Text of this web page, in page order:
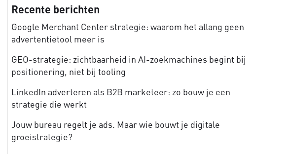
Recente berichten
Google Merchant Center strategie: waarom het allang geen
advertentietool meer is
GEO-strategie: zichtbaarheid in AI-zoekmachines begint bij
positionering, niet bij tooling
LinkedIn adverteren als B2B marketeer: zo bouw je een
strategie die werkt
Jouw bureau regelt je ads. Maar wie bouwt je digitale
groeistrategie?